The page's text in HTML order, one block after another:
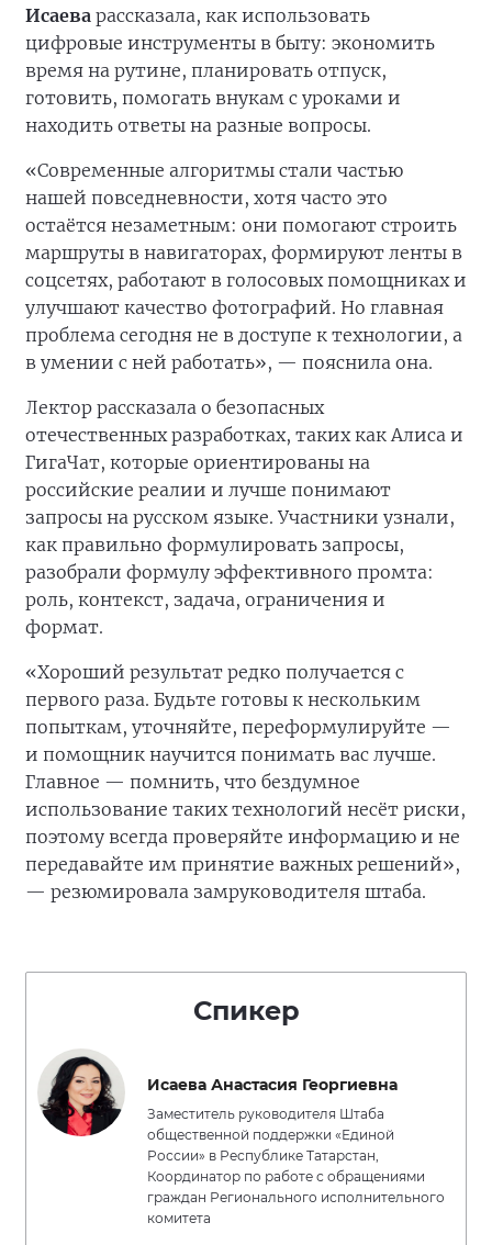
Исаева рассказала, как использовать
цифровые инструменты в быту: экономить
время на рутине, планировать отпуск,
готовить, помогать внукам с уроками и
находить ответы на разные вопросы.
«Современные алгоритмы стали частью
нашей повседневности, хотя часто это
остаётся незаметным: они помогают строить
маршруты в навигаторах, формируют ленты в
соцсетях, работают в голосовых помощниках и
улучшают качество фотографий. Но главная
проблема сегодня не в доступе к технологии, а
в умении с ней работать», — пояснила она.
Лектор рассказала о безопасных
отечественных разработках, таких как Алиса и
ГигаЧат, которые ориентированы на
российские реалии и лучше понимают
запросы на русском языке. Участники узнали,
как правильно формулировать запросы,
разобрали формулу эффективного промта:
роль, контекст, задача, ограничения и
формат.
«Хороший результат редко получается с
первого раза. Будьте готовы к нескольким
попыткам, уточняйте, переформулируйте —
и помощник научится понимать вас лучше.
Главное — помнить, что бездумное
использование таких технологий несёт риски,
поэтому всегда проверяйте информацию и не
передавайте им принятие важных решений»,
— резюмировала замруководителя штаба.
Спикер
Исаева Анастасия Георгиевна
Заместитель руководителя Штаба
общественной поддержки «Единой
России» в Республике Татарстан,
Координатор по работе с обращениями
граждан Регионального исполнительного
комитета